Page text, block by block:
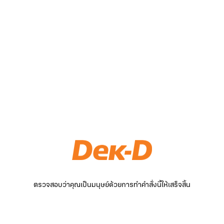
ตรวจสอบว่าคุณเป็นมนุษย์ด้วยการทำคำสั่งนี้ให้เสร็จสิ้น